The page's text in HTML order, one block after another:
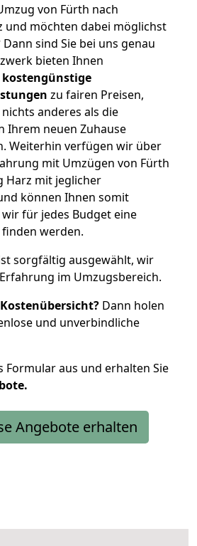
von Fürth nach
und möchten dabei möglichst
Dann sind Sie bei uns genau
bieten Ihnen
kostengünstige
zu fairen Preisen,
anderes als die
Ihrem neuen Zuhause
Weiterhin verfügen wir über
mit Umzügen von Fürth
Harz mit jeglicher
können Ihnen somit
für jedes Budget eine
werden.
sorgfältig ausgewählt, wir
im Umzugsbereich.
Kostenübersicht? Dann holen
und unverbindliche
Formular aus und erhalten Sie
Angebote erhalten